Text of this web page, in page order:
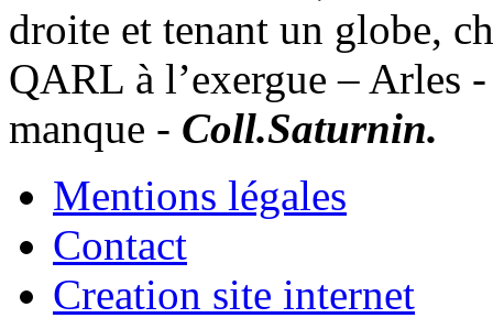
droite et tenant un globe,
QARL à l’exergue – Arles
manque - Coll.Saturnin.
Mentions légales
Contact
Creation site internet